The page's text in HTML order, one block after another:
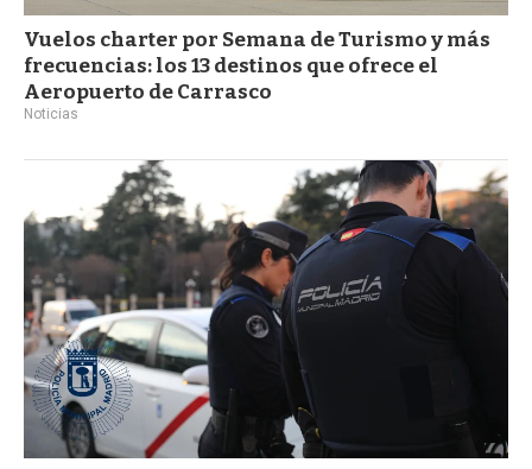
Vuelos charter por Semana de Turismo y más
frecuencias: los 13 destinos que ofrece el
Aeropuerto de Carrasco
Noticias